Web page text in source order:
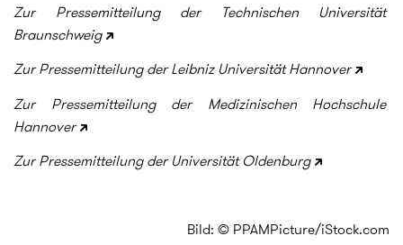
Zur Pressemitteilung der Technischen Universität
Braunschweig
Zur Pressemitteilung der Leibniz Universität Hannover
Zur Pressemitteilung der Medizinischen Hochschule
Hannover
Zur Pressemitteilung der Universität Oldenburg
Bild: © PPAMPicture/iStock.com